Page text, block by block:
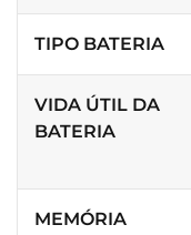
TIPO BATERIA
VIDA ÚTIL DA
BATERIA
MEMÓRIA